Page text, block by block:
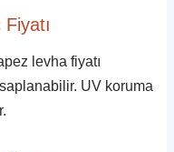
levha fiyatı
UV koruma